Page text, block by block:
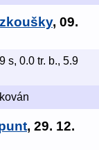
, 09.
s, 0.0 tr. b., 5.9
, 29. 12.